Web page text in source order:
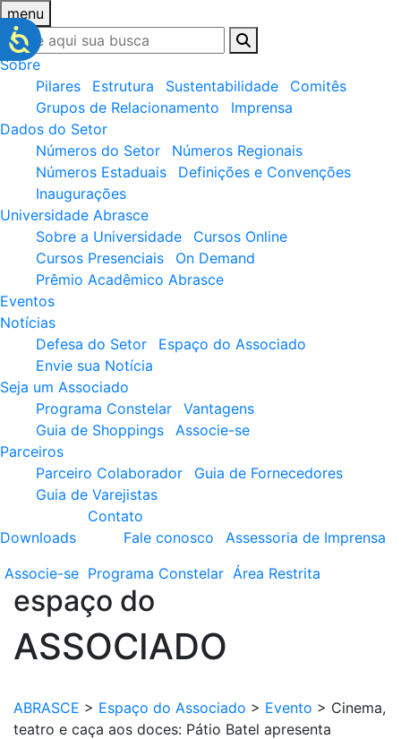
menu
Sobre
Pilares
Estrutura Sustentabilidade
Comitês
Grupos de Relacionamento
Imprensa
Dados do Setor
Números do Setor
Números Regionais
Números Estaduais
Definições e Convenções
Inaugurações
Universidade Abrasce
Sobre a Universidade
Cursos Online
Cursos Presenciais
On Demand
Prêmio Acadêmico Abrasce
Eventos
Notícias
Defesa do Setor
Espaço do Associado
Envie sua Notícia
Seja um Associado
Programa Constelar
Vantagens
Guia de Shoppings
Associe-se
Parceiros
Parceiro Colaborador
Guia de Fornecedores
Guia de Varejistas
Downloads
Contato
Fale conosco
Assessoria de Imprensa
Associe-se Programa Constelar Área Restrita
espaço do
ASSOCIADO
ABRASCE > Espaço do Associado > Evento > Cinema,
teatro e caça aos doces: Pátio Batel apresenta